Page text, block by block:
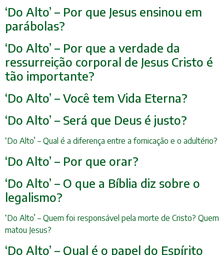
‘Do Alto’ – Por que Jesus ensinou em
parábolas?
‘Do Alto’ – Por que a verdade da
ressurreição corporal de Jesus Cristo é
tão importante?
‘Do Alto’ – Você tem Vida Eterna?
‘Do Alto’ – Será que Deus é justo?
‘Do Alto’ – Qual é a diferença entre a fornicação e o adultério?
‘Do Alto’ – Por que orar?
‘Do Alto’ – O que a Bíblia diz sobre o
legalismo?
‘Do Alto’ – Quem foi responsável pela morte de Cristo? Quem
matou Jesus?
‘Do Alto’ – Qual é o papel do Espírito